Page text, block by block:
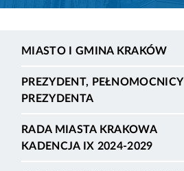
MIASTO I GMINA KRAKÓW
PREZYDENT, PEŁNOMOCNICY
PREZYDENTA
RADA MIASTA KRAKOWA
KADENCJA IX 2024-2029